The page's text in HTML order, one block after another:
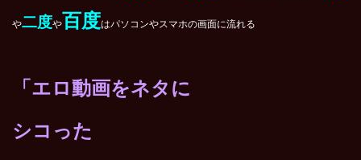
や二度や百度はパソコンやスマホの画面に流れる
「エロ動画をネタに
シコった